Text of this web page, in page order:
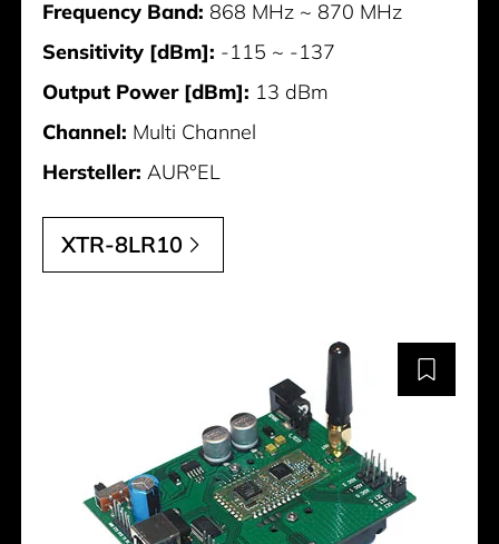
Frequency Band: 868 MHz ~ 870 MHz
Sensitivity [dBm]: -115 ~ -137
Output Power [dBm]: 13 dBm
Channel: Multi Channel
Hersteller: AUR°EL
XTR-8LR10